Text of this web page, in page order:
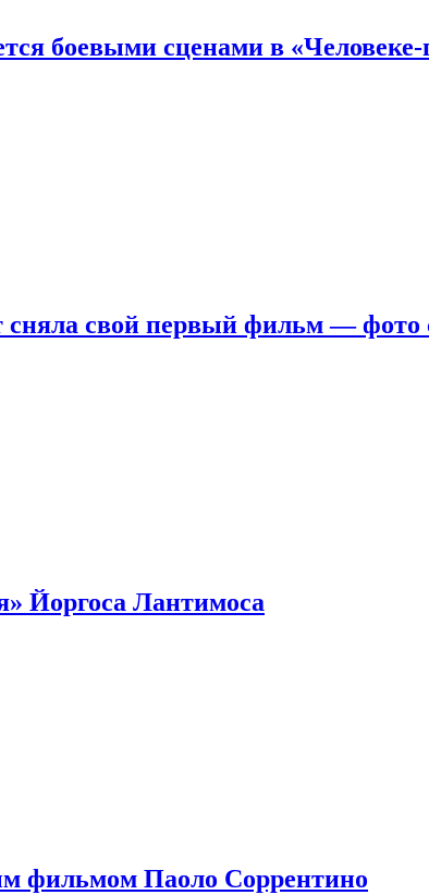
боевыми сценами в «Человеке-
сняла свой первый фильм — фото
Йоргоса Лантимоса
фильмом Паоло Соррентино